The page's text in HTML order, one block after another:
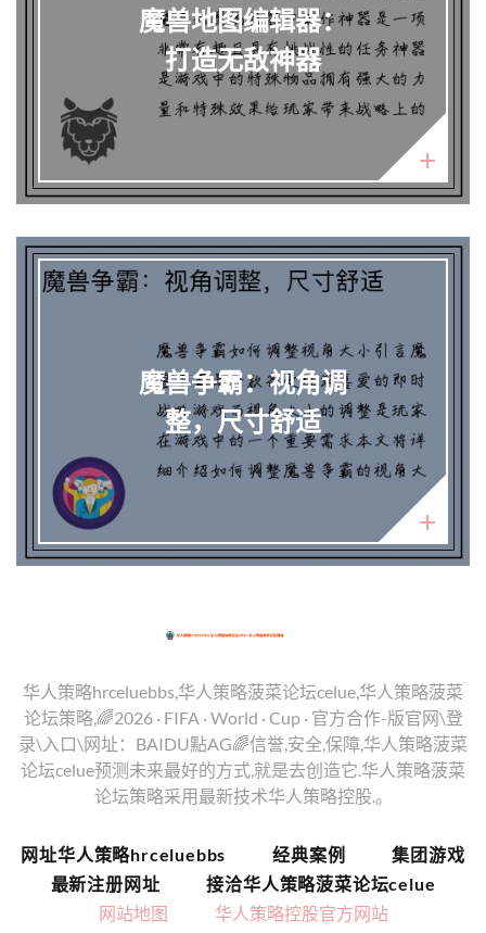
魔兽地图编辑器：
打造无敌神器
魔兽争霸：视角调
整，尺寸舒适
华人策略hrceluebbs,华人策略菠菜论坛celue,华人策略菠菜
论坛策略,🌈2026 · FIFA · World · Cup · 官方合作-版官网\登
录\入口\网址：BAIDU點AG🌈信誉,安全,保障,华人策略菠菜
论坛celue预测未来最好的方式,就是去创造它.华人策略菠菜
论坛策略采用最新技术华人策略控股.。
网址华人策略hrceluebbs 经典案例
集团游戏
最新注册网址
接洽华人策略菠菜论坛celue
网站地图
华人策略控股官方网站